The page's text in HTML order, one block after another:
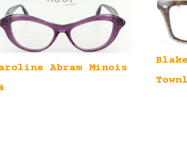
Abram Minois